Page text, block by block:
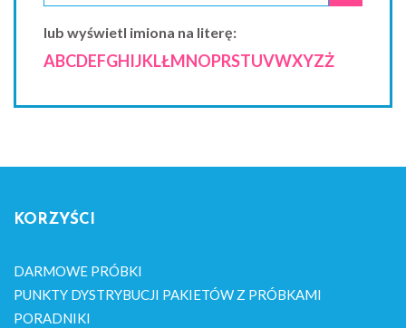
lub wyświetl imiona na literę:
ABCDEFGHIJKLŁMNOPRSTUVWXYZŻ
KORZYŚCI
DARMOWE PRÓBKI
PUNKTY DYSTRYBUCJI PAKIETÓW Z PRÓBKAMI
PORADNIKI